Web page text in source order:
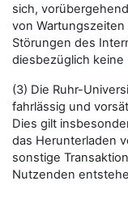
sich,
von
Störungen des
diesbezüglich
(3) Die Ruhr-
fahrlässig und
Dies gilt
das Herunterladen
sonstige
Nutzenden